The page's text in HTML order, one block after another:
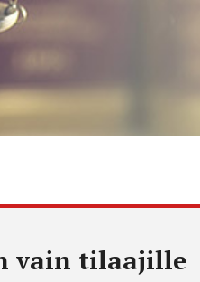
vain tilaajille